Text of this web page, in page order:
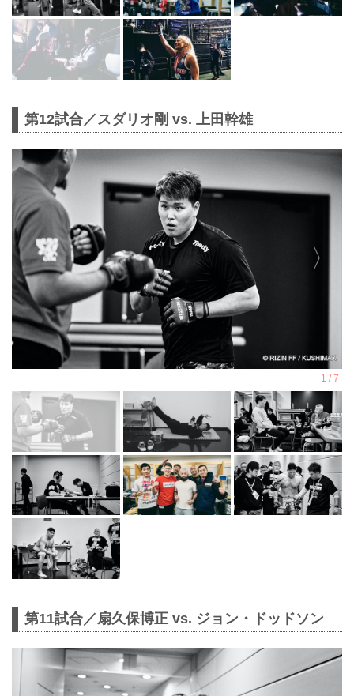
第12試合／スダリオ剛 vs. 上田幹雄
第11試合／扇久保博正 vs. ジョン・ドッドソン